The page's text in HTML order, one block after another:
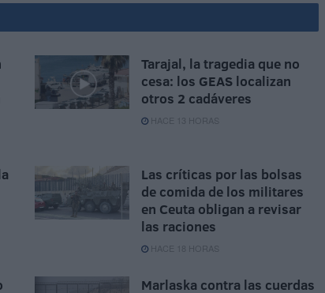
Tarajal, la tragedia que no
cesa: los GEAS localizan
otros 2 cadáveres
HACE 13 HORAS
Las críticas por las bolsas
de comida de los militares
en Ceuta obligan a revisar
las raciones
HACE 18 HORAS
Marlaska contra las cuerdas